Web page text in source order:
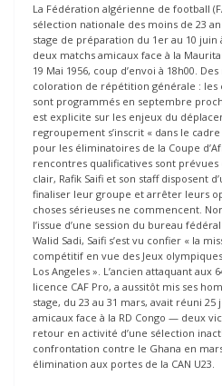
La Fédération algérienne de football
sélection nationale des moins de 23
stage de préparation du 1er au 10 juin
deux matchs amicaux face à la
19 Mai 1956, coup d’envoi à 18h00.
coloration de répétition générale : les
sont programmés en septembre
est explicite sur les enjeux du
regroupement s’inscrit « dans le
pour les éliminatoires de la Coupe
rencontres qualificatives sont
clair, Rafik Saifi et son staff disposent
finaliser leur groupe et arrêter leurs
choses sérieuses ne commencent.
l’issue d’une session du bureau
Walid Sadi, Saifi s’est vu confier « la
compétitif en vue des Jeux
Los Angeles ». L’ancien attaquant aux
licence CAF Pro, a aussitôt mis ses
stage, du 23 au 31 mars, avait réuni
amicaux face à la RD Congo — deux
retour en activité d’une sélection
confrontation contre le Ghana en
élimination aux portes de la CAN U23.